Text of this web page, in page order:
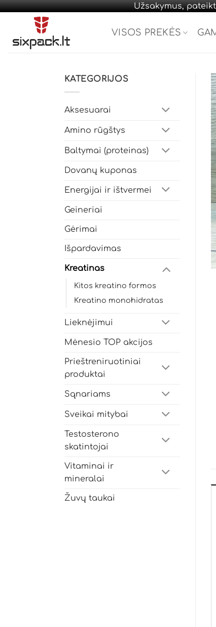
Užsakymus,
content
VISOS PREKĖS
KATEGORIJOS
Aksesuarai
Amino rūgštys
Baltymai (proteinas)
Dovanų kuponas
Energijai ir ištvermei
Geineriai
Gėrimai
Išpardavimas
Kreatinas
Kitos kreatino formos
Kreatino monohidratas
Lieknėjimui
Mėnesio TOP akcijos
Prieštreniruotiniai
produktai
Sąnariams
Sveikai mitybai
Testosterono
skatintojai
Vitaminai ir
mineralai
Žuvų taukai